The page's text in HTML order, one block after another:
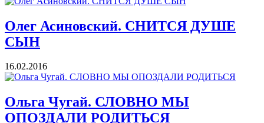
Олег Асиновский. СНИТСЯ ДУШЕ
СЫН
16.02.2016
Ольга Чугай. СЛОВНО МЫ
ОПОЗДАЛИ РОДИТЬСЯ